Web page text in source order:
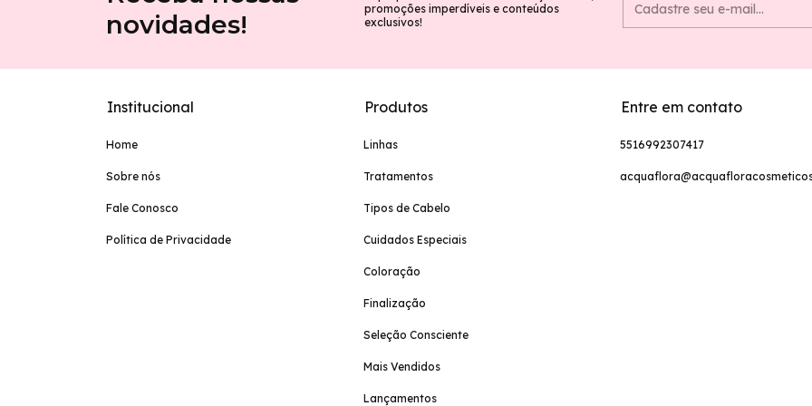
novidades!
promoções imperdíveis e conteúdos
exclusivos!
Institucional
Home
Sobre nós
Fale Conosco
Política de Privacidade
Produtos
Linhas
Tratamentos
Tipos de Cabelo
Cuidados Especiais
Coloração
Finalização
Seleção Consciente
Mais Vendidos
Lançamentos
Entre em contato
5516992307417